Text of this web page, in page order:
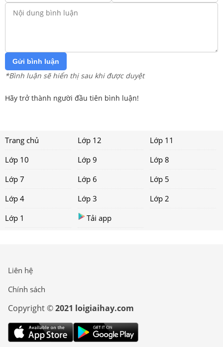
Gửi bình luận
*Bình luận sẽ hiển thị sau khi được duyệt
Hãy trở thành người đầu tiên bình luận!
Trang chủ Lớp 12
Lớp 11
Lớp 10
Lớp 9
Lớp 8
Lớp 7
Lớp 6
Lớp 5
Lớp 4
Lớp 3
Lớp 2
Lớp 1
Tải app
Liên hệ
Chính sách
Copyright ©2021 loigiaihay.com